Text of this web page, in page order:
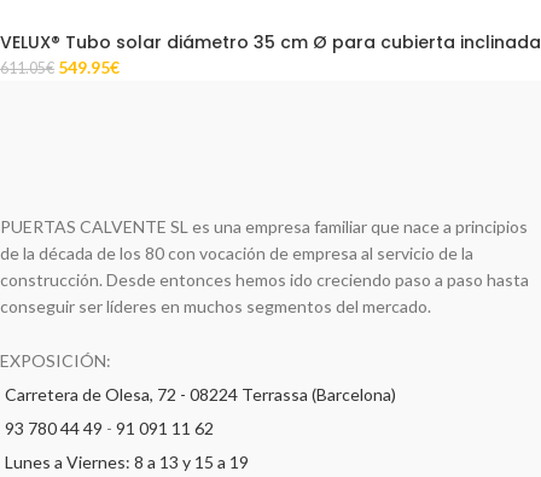
VELUX® Tubo solar diámetro 35 cm Ø para cubierta inclinada
611.05€ 549.95€
PUERTAS CALVENTE SL es una empresa familiar que nace a principios
de la década de los 80 con vocación de empresa al servicio de la
construcción. Desde entonces hemos ido creciendo paso a paso hasta
conseguir ser líderes en muchos segmentos del mercado.
EXPOSICIÓN:
Carretera de Olesa, 72 - 08224 Terrassa (Barcelona)
93 780 44 49 - 91 091 11 62
Lunes a Viernes: 8 a 13 y 15 a 19